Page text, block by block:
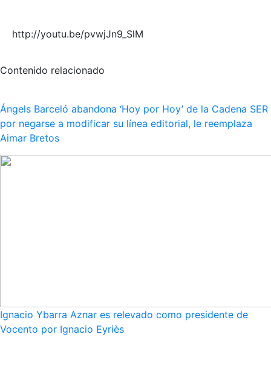
http://youtu.be/pvwjJn9_SlM
Contenido relacionado
Ángels Barceló abandona ‘Hoy por Hoy’ de la Cadena SER
por negarse a modificar su línea editorial, le reemplaza
Aimar Bretos
Ignacio Ybarra Aznar es relevado como presidente de
Vocento por Ignacio Eyriès